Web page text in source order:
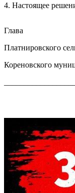
4. Настоящее
Глава
Платнировского
Кореновского